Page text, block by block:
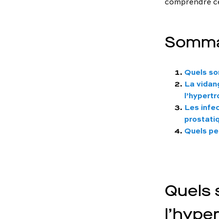
Quels
La
Les
Quels
Quels